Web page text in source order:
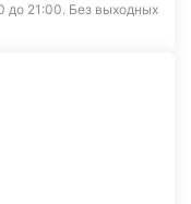
до 21:00. Без выходных